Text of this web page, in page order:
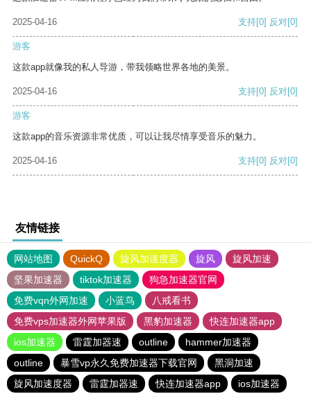
2025-04-16 支持[0] 反对[0]
游客
这款app就像我的私人导游，带我领略世界各地的美景。
2025-04-16 支持[0] 反对[0]
游客
这款app的音乐资源非常优质，可以让我尽情享受音乐的魅力。
2025-04-16 支持[0] 反对[0]
友情链接
网站地图 QuickQ 旋风加速度器 旋风
旋风加速
坚果加速器
tiktok加速器
狗急加速器官网
免费vqn外网加速
小蓝鸟
八戒看书
免费vps加速器外网苹果版
黑豹加速器
快连加速器app
ios加速器
雷霆加器速 outline
hammer加速器
outline
暴雪vp永久免费加速器下载官网
黑洞加速
旋风加速度器
雷霆加器速 快连加速器app ios加速器